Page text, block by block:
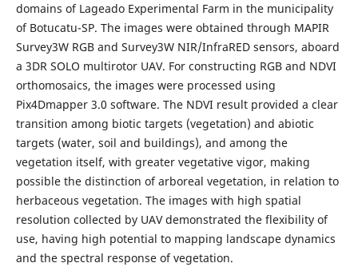
domains of Lageado Experimental Farm in the municipality
of Botucatu-SP. The images were obtained through MAPIR
Survey3W RGB and Survey3W NIR/InfraRED sensors, aboard
a 3DR SOLO multirotor UAV. For constructing RGB and NDVI
orthomosaics, the images were processed using
Pix4Dmapper 3.0 software. The NDVI result provided a clear
transition among biotic targets (vegetation) and abiotic
targets (water, soil and buildings), and among the
vegetation itself, with greater vegetative vigor, making
possible the distinction of arboreal vegetation, in relation to
herbaceous vegetation. The images with high spatial
resolution collected by UAV demonstrated the flexibility of
use, having high potential to mapping landscape dynamics
and the spectral response of vegetation.